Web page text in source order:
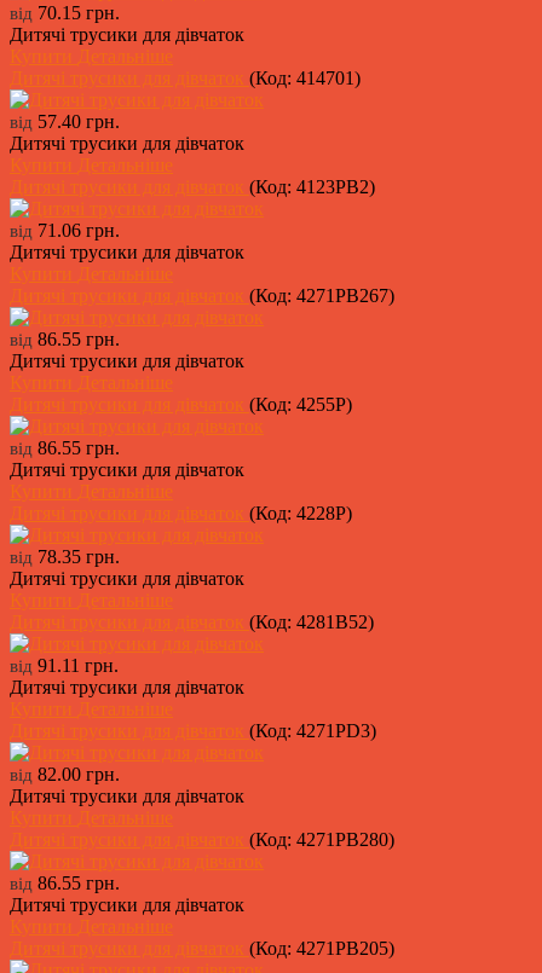
від 70.15 грн.
Дитячі трусики для дівчаток
Купити Детальніше
Дитячі трусики для дівчаток (Код: 414701)
від 57.40 грн.
Дитячі трусики для дівчаток
Купити Детальніше
Дитячі трусики для дівчаток (Код: 4123PB2)
від 71.06 грн.
Дитячі трусики для дівчаток
Купити Детальніше
Дитячі трусики для дівчаток (Код: 4271PB267)
від 86.55 грн.
Дитячі трусики для дівчаток
Купити Детальніше
Дитячі трусики для дівчаток (Код: 4255P)
від 86.55 грн.
Дитячі трусики для дівчаток
Купити Детальніше
Дитячі трусики для дівчаток (Код: 4228P)
від 78.35 грн.
Дитячі трусики для дівчаток
Купити Детальніше
Дитячі трусики для дівчаток (Код: 4281B52)
від 91.11 грн.
Дитячі трусики для дівчаток
Купити Детальніше
Дитячі трусики для дівчаток (Код: 4271PD3)
від 82.00 грн.
Дитячі трусики для дівчаток
Купити Детальніше
Дитячі трусики для дівчаток (Код: 4271PB280)
від 86.55 грн.
Дитячі трусики для дівчаток
Купити Детальніше
Дитячі трусики для дівчаток (Код: 4271PB205)